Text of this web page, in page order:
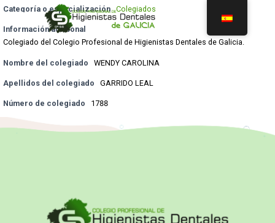
Categoría o especialización Colegiados
Información adicional
Colegiado del Colegio Profesional de Higienistas Dentales de Galicia.
Nombre del colegiado WENDY CAROLINA
Apellidos del colegiado GARRIDO LEAL
Número de colegiado 1788